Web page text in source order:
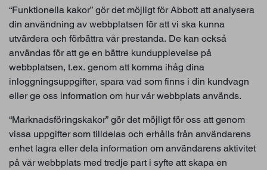
“Funktionella kakor” gör det möjligt för Abbott att analysera
din användning av webbplatsen för att vi ska kunna
utvärdera och förbättra vår prestanda. De kan också
användas för att ge en bättre kundupplevelse på
webbplatsen, t.ex. genom att komma ihåg dina
inloggningsuppgifter, spara vad som finns i din kundvagn
eller ge oss information om hur vår webbplats används.
“Marknadsföringskakor” gör det möjligt för oss att genom
vissa uppgifter som tilldelas och erhålls från användarens
enhet lagra eller dela information om användarens aktivitet
på vår webbplats med tredje part i syfte att skapa en